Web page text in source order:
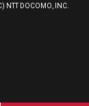
NTT DOCOMO, INC.